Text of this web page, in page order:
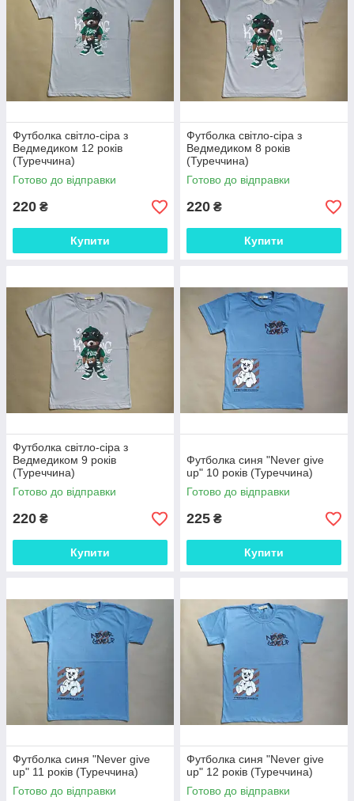
Футболка світло-сіра з
Ведмедиком 12 років
(Туреччина)
Готово до відправки
220 ₴
Купити
Футболка світло-сіра з
Ведмедиком 8 років
(Туреччина)
Готово до відправки
220 ₴
Купити
Футболка світло-сіра з
Ведмедиком 9 років
(Туреччина)
Готово до відправки
220 ₴
Купити
Футболка синя "Never give
up" 10 років (Туреччина)
Готово до відправки
225 ₴
Купити
Футболка синя "Never give
up" 11 років (Туреччина)
Готово до відправки
Футболка синя "Never give
up" 12 років (Туреччина)
Готово до відправки